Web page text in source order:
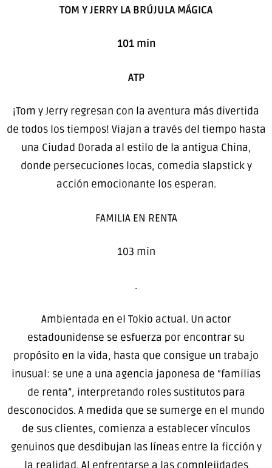
TOM Y JERRY LA BRÚJULA MÁGICA
101 min
ATP
¡Tom y Jerry regresan con la aventura más divertida
de todos los tiempos! Viajan a través del tiempo hasta
una Ciudad Dorada al estilo de la antigua China,
donde persecuciones locas, comedia slapstick y
acción emocionante los esperan.
FAMILIA EN RENTA
103 min
.
Ambientada en el Tokio actual. Un actor
estadounidense se esfuerza por encontrar su
propósito en la vida, hasta que consigue un trabajo
inusual: se une a una agencia japonesa de “familias
de renta”, interpretando roles sustitutos para
desconocidos. A medida que se sumerge en el mundo
de sus clientes, comienza a establecer vínculos
genuinos que desdibujan las líneas entre la ficción y
la realidad. Al enfrentarse a las complejidades